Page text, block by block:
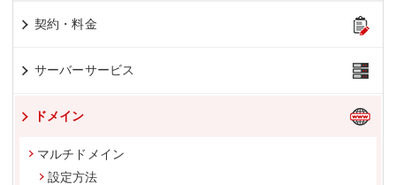
契約・料金
サーバーサービス
ドメイン
マルチドメイン
設定方法